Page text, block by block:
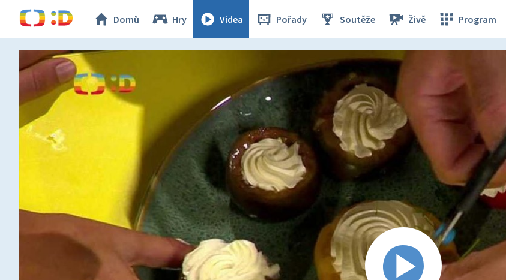
Domů Hry Videa Pořady Soutěže Živě Program